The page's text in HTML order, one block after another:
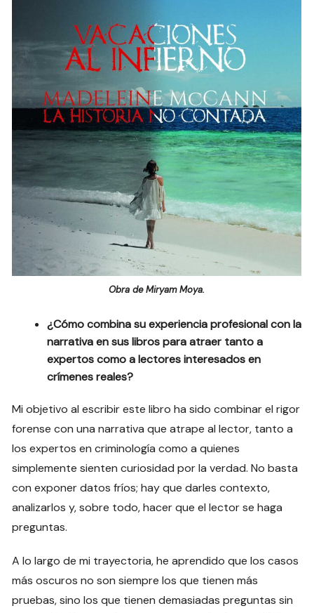
Obra de Miryam Moya.
¿Cómo combina su experiencia profesional con la
narrativa en sus libros para atraer tanto a
expertos como a lectores interesados en
crímenes reales?
Mi objetivo al escribir este libro ha sido combinar el rigor
forense con una narrativa que atrape al lector, tanto a
los expertos en criminología como a quienes
simplemente sienten curiosidad por la verdad. No basta
con exponer datos fríos; hay que darles contexto,
analizarlos y, sobre todo, hacer que el lector se haga
preguntas.
A lo largo de mi trayectoria, he aprendido que los casos
más oscuros no son siempre los que tienen más
pruebas, sino los que tienen demasiadas preguntas sin